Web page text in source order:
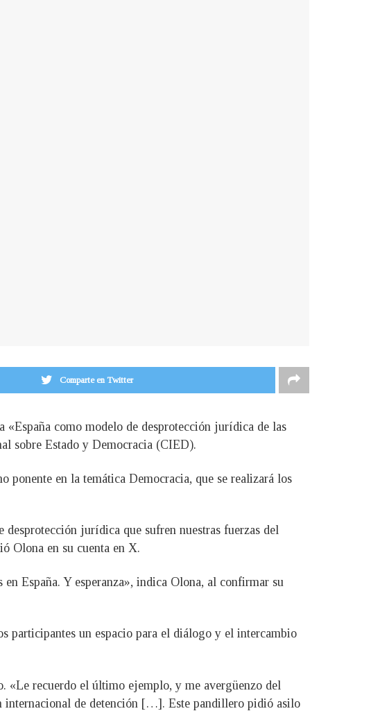
Comparte en Twitter
como modelo de desprotección jurídica de las
sobre Estado y Democracia (CIED).
en la temática Democracia, que se realizará los
jurídica que sufren nuestras fuerzas del
Olona en su cuenta en X.
España. Y esperanza», indica Olona, al confirmar su
participantes un espacio para el diálogo y el intercambio
«Le recuerdo el último ejemplo, y me avergüenzo del
internacional de detención […]. Este pandillero pidió asilo